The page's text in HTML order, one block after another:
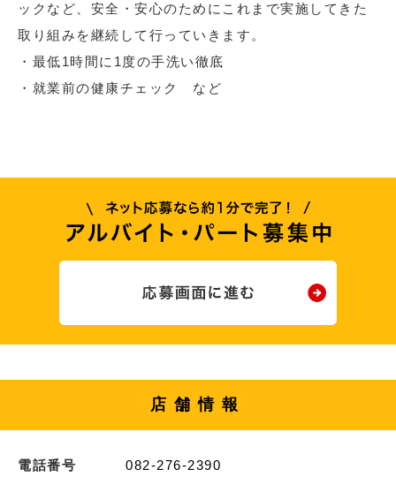
ックなど、安全・安心のためにこれまで実施してきた
取り組みを継続して行っていきます。
・最低1時間に1度の手洗い徹底
・就業前の健康チェック など
店舗情報
電話番号 082-276-2390